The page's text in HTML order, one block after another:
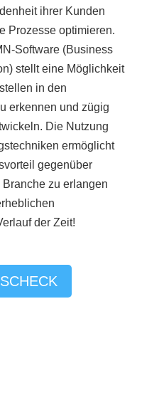
ihrer Kunden
Prozesse optimieren.
Software (Business
stellt eine Möglichkeit
in den
erkennen und zügig
Die Nutzung
ermöglicht
gegenüber
zu erlangen
der Zeit!